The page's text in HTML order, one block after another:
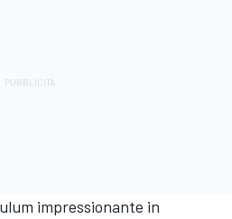
impressionante in